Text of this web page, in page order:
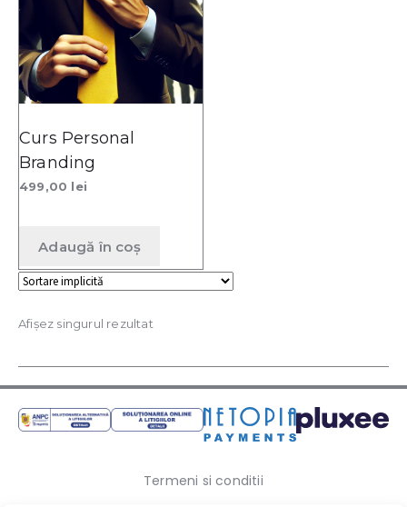
Curs Personal
Branding
499,00 lei
Adaugă în coș
Afișez singurul rezultat
Termeni si conditii